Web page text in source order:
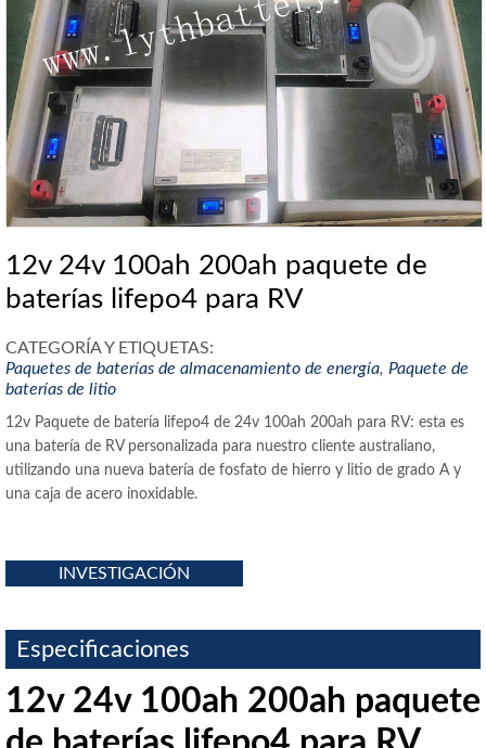
12v 24v 100ah 200ah paquete de
baterías lifepo4 para RV
CATEGORÍA Y ETIQUETAS:
Paquetes de baterías de almacenamiento de energía, Paquete de
baterías de litio
12v Paquete de batería lifepo4 de 24v 100ah 200ah para RV: esta es
una batería de RV personalizada para nuestro cliente australiano,
utilizando una nueva batería de fosfato de hierro y litio de grado A y
una caja de acero inoxidable.
INVESTIGACIÓN
Especificaciones
12v 24v 100ah 200ah paquete